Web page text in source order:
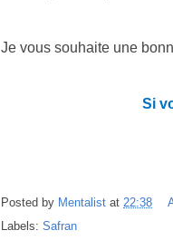
Je vous souhaite une
Si
Posted by Mentalist at 22:38
Labels: Safran